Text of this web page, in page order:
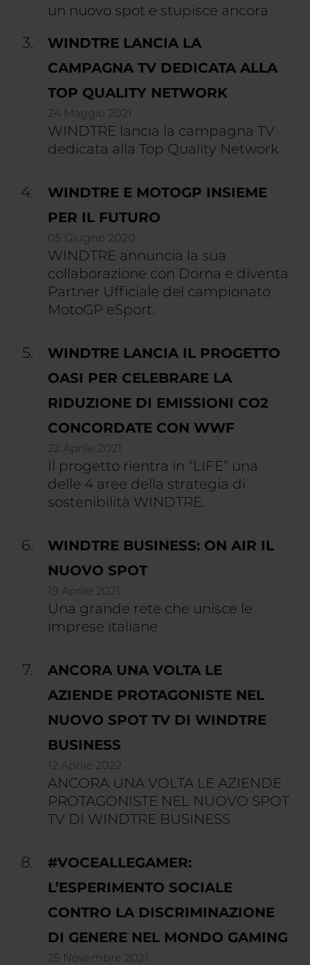
un nuovo spot e stupisce ancora
WINDTRE LANCIA LA
CAMPAGNA TV DEDICATA ALLA
TOP QUALITY NETWORK
24 Maggio 2021
WINDTRE lancia la campagna TV
dedicata alla Top Quality Network
WINDTRE E MOTOGP INSIEME
PER IL FUTURO
05 Giugno 2020
WINDTRE annuncia la sua
collaborazione con Dorna e diventa
Partner Ufficiale del campionato
MotoGP eSport.
WINDTRE LANCIA IL PROGETTO
OASI PER CELEBRARE LA
RIDUZIONE DI EMISSIONI CO2
CONCORDATE CON WWF
22 Aprile 2021
Il progetto rientra in “LIFE” una
delle 4 aree della strategia di
sostenibilità WINDTRE.
WINDTRE BUSINESS: ON AIR IL
NUOVO SPOT
19 Aprile 2021
Una grande rete che unisce le
imprese italiane
ANCORA UNA VOLTA LE
AZIENDE PROTAGONISTE NEL
NUOVO SPOT TV DI WINDTRE
BUSINESS
12 Aprile 2022
ANCORA UNA VOLTA LE AZIENDE
PROTAGONISTE NEL NUOVO SPOT
TV DI WINDTRE BUSINESS
#VOCEALLEGAMER:
L’ESPERIMENTO SOCIALE
CONTRO LA DISCRIMINAZIONE
DI GENERE NEL MONDO GAMING
25 Novembre 2021